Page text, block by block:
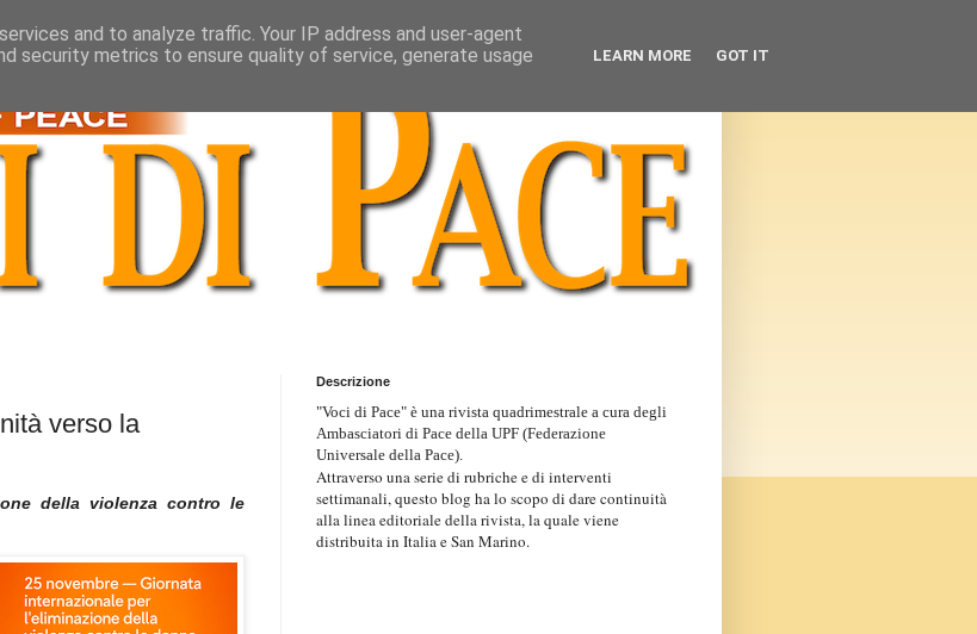
verso la
della violenza contro le
Descrizione
"Voci di Pace" è una rivista quadrimestrale a cura degli
Ambasciatori di Pace della UPF (Federazione
Universale della Pace).
Attraverso una serie di rubriche e di interventi
settimanali, questo blog ha lo scopo di dare continuità
alla linea editoriale della rivista, la quale viene
distribuita in Italia e San Marino.
and to analyze traffic. Your IP address and user-agent
security metrics to ensure quality of service, generate usage
LEARN MORE GOT IT